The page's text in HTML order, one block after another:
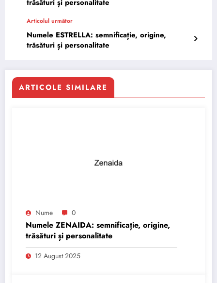
trăsături și personalitate
Articolul următor
Numele ESTRELLA: semnificație, origine,
trăsături și personalitate
ARTICOLE SIMILARE
Nume 0
Numele ZENAIDA: semnificație, origine,
trăsături și personalitate
12 August 2025